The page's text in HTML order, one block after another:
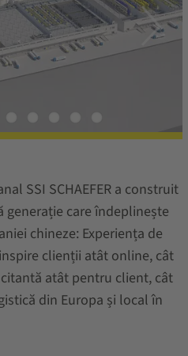
SSI SCHAEFER a construit
care îndeplinește
chineze: Experiența de
clienții atât online, cât
atât pentru client, cât
din Europa și local în